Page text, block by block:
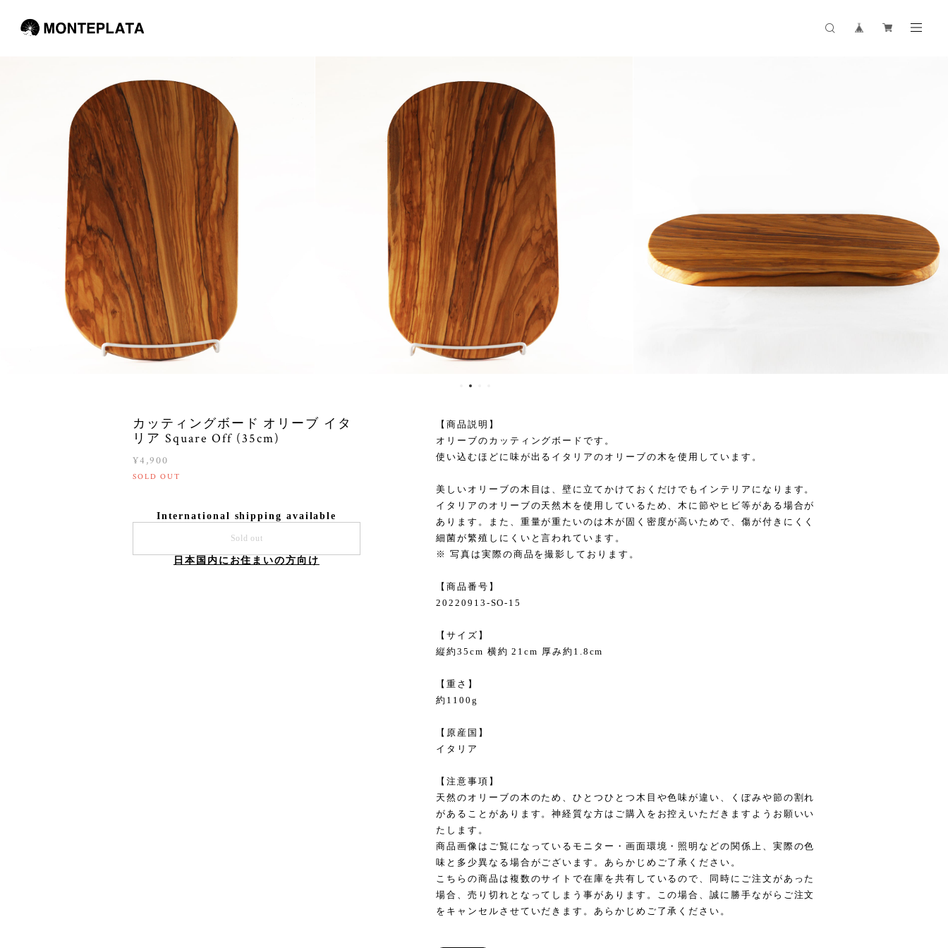
カッティングボード オリーブ イタ
リア Square Off (35cm)
¥4,900
SOLD OUT
International shipping available
Sold out
日本国内にお住まいの方向け
【商品説明】
オリーブのカッティングボードです。
使い込むほどに味が出るイタリアのオリーブの木を使用しています。
美しいオリーブの木目は、壁に立てかけておくだけでもインテリアになります。
イタリアのオリーブの天然木を使用しているため、木に節やヒビ等がある場合が
あります。また、重量が重たいのは木が固く密度が高いためで、傷が付きにくく
細菌が繁殖しにくいと言われています。
※ 写真は実際の商品を撮影しております。
【商品番号】
20220913-SO-15
【サイズ】
縦約35cm 横約 21cm 厚み約1.8cm
【重さ】
約1100g
【原産国】
イタリア
【注意事項】
天然のオリーブの木のため、ひとつひとつ木目や色味が違い、くぼみや節の割れ
があることがあります。神経質な方はご購入をお控えいただきますようお願いい
たします。
商品画像はご覧になっているモニター・画面環境・照明などの関係上、実際の色
味と多少異なる場合がございます。あらかじめご了承ください。
こちらの商品は複数のサイトで在庫を共有しているので、同時にご注文があった
場合、売り切れとなってしまう事があります。この場合、誠に勝手ながらご注文
をキャンセルさせていだきます。あらかじめご了承ください。